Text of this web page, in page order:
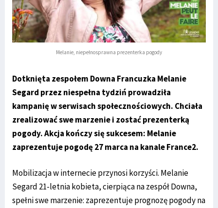
Melanie, niepełnosprawna prezenterka pogody
Dotknięta zespołem Downa Francuzka Melanie
Segard przez niespełna tydziń prowadziła
kampanię w serwisach społecznościowych. Chciała
zrealizować swe marzenie i zostać prezenterką
pogody. Akcja kończy się sukcesem: Melanie
zaprezentuje pogodę 27 marca na kanale France2.
Mobilizacja w internecie przynosi korzyści. Melanie
Segard 21-letnia kobieta, cierpiąca na zespół Downa,
spełni swe marzenie: zaprezentuje prognozę pogody na